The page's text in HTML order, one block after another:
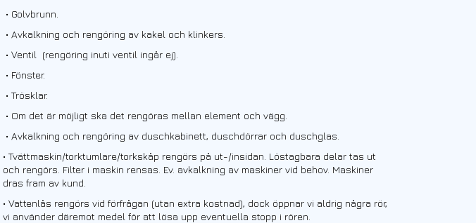
• Golvbrunn.
• Avkalkning och rengöring av kakel och klinkers.
• Ventil (rengöring inuti ventil ingår ej).
• Fönster.
• Trösklar.
• Om det är möjligt ska det rengöras mellan element och vägg.
• Avkalkning och rengöring av duschkabinett, duschdörrar och duschglas.
• Tvättmaskin/torktumlare/torkskåp rengörs på ut-/insidan. Löstagbara delar tas ut
och rengörs. Filter i maskin rensas. Ev. avkalkning av maskiner vid behov. Maskiner
dras fram av kund.
• Vattenlås rengörs vid förfrågan (utan extra kostnad), dock öppnar vi aldrig några rör,
vi använder däremot medel för att lösa upp eventuella stopp i rören.